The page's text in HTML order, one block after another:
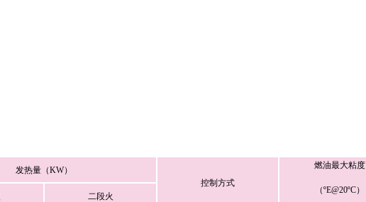
发热量（KW）
控制方式
燃油最大粘度
（ºE@20ºC）
二段火